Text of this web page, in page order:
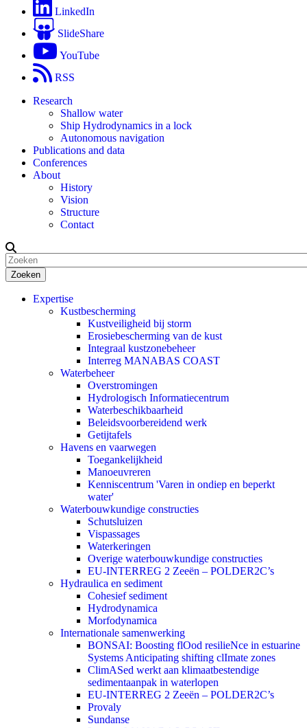
LinkedIn
SlideShare
YouTube
RSS
Research
Shallow water
Ship Hydrodynamics in a lock
Autonomous navigation
Publications and data
Conferences
About
History
Vision
Structure
Contact
Zoeken
Expertise
Kustbescherming
Kustveiligheid bij storm
Erosiebescherming van de kust
Integraal kustzonebeheer
Interreg MANABAS COAST
Waterbeheer
Overstromingen
Hydrologisch Informatiecentrum
Waterbeschikbaarheid
Beleidsvoorbereidend werk
Getijtafels
Havens en vaarwegen
Toegankelijkheid
Manoeuvreren
Kenniscentrum 'Varen in ondiep en beperkt
water'
Waterbouwkundige constructies
Schutsluizen
Vispassages
Waterkeringen
Overige waterbouwkundige constructies
EU-INTERREG 2 Zeeën – POLDER2C’s
Hydraulica en sediment
Cohesief sediment
Hydrodynamica
Morfodynamica
Internationale samenwerking
BONSAI: Boosting flOod resilieNce in estuarine
Systems Anticipating shifting clImate zones
ClimASed werkt aan klimaatbestendige
sedimentaanpak in waterlopen
EU-INTERREG 2 Zeeën – POLDER2C’s
Provaly
Sundanse